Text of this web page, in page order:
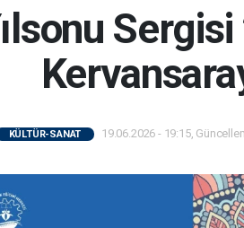
KÜLTÜR-SANAT 19.06.2026 - 19:15,